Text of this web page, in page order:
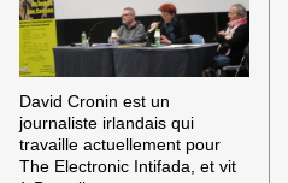
David Cronin est un
journaliste irlandais qui
travaille actuellement pour
The Electronic Intifada, et vit